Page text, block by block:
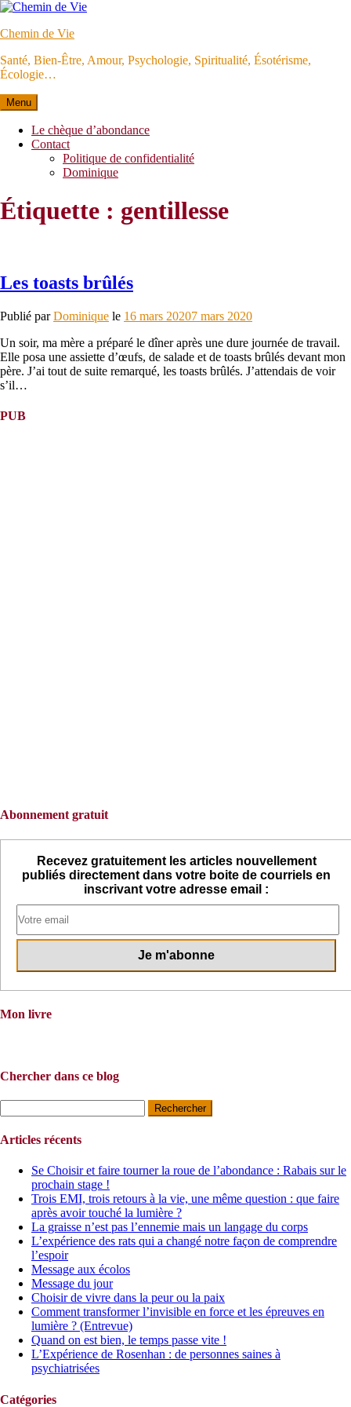
Aller
contenu
Chemin de Vie
Santé, Bien-Être, Amour, Psychologie, Spiritualité, Ésotérisme,
Écologie…
Menu
Le chèque d’abondance
Contact
Politique de confidentialité
Dominique
Étiquette : gentillesse
Les toasts brûlés
Publié parDominique le 16 mars 20207 mars 2020
Un soir, ma mère a préparé le dîner après une dure journée de travail.
Elle posa une assiette d’œufs, de salade et de toasts brûlés devant mon
père. J’ai tout de suite remarqué, les toasts brûlés. J’attendais de voir
s’il…
PUB
Abonnement gratuit
Recevez gratuitement les articles nouvellement
publiés directement dans votre boite de courriels en
inscrivant votre adresse email :
Mon livre
Chercher dans ce blog
Articles récents
Se Choisir et faire tourner la roue de l’abondance : Rabais sur le
prochain stage !
Trois EMI, trois retours à la vie, une même question : que faire
après avoir touché la lumière ?
La graisse n’est pas l’ennemie mais un langage du corps
L’expérience des rats qui a changé notre façon de comprendre
l’espoir
Message aux écolos
Message du jour
Choisir de vivre dans la peur ou la paix
Comment transformer l’invisible en force et les épreuves en
lumière ? (Entrevue)
Quand on est bien, le temps passe vite !
L’Expérience de Rosenhan : de personnes saines à
psychiatrisées
Catégories